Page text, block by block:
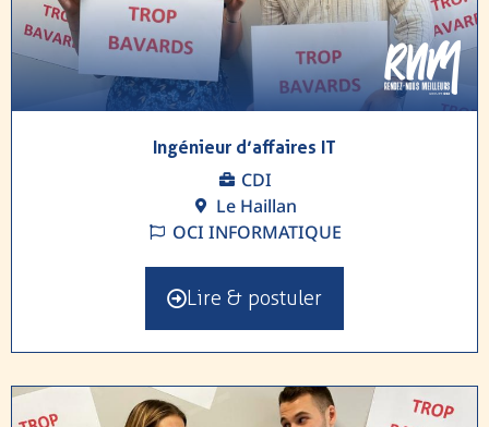
Ingénieur d’affaires IT
CDI
Le Haillan
OCI INFORMATIQUE
Lire & postuler